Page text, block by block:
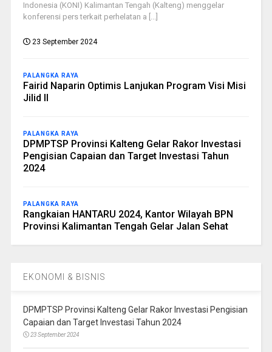
Indonesia (KONI) Kalimantan Tengah (Kalteng) menggelar
konferensi pers terkait perhelatan a [...]
23 September 2024
PALANGKA RAYA
Fairid Naparin Optimis Lanjukan Program Visi Misi
Jilid II
PALANGKA RAYA
DPMPTSP Provinsi Kalteng Gelar Rakor Investasi
Pengisian Capaian dan Target Investasi Tahun
2024
PALANGKA RAYA
Rangkaian HANTARU 2024, Kantor Wilayah BPN
Provinsi Kalimantan Tengah Gelar Jalan Sehat
EKONOMI & BISNIS
DPMPTSP Provinsi Kalteng Gelar Rakor Investasi Pengisian
Capaian dan Target Investasi Tahun 2024
23 September 2024